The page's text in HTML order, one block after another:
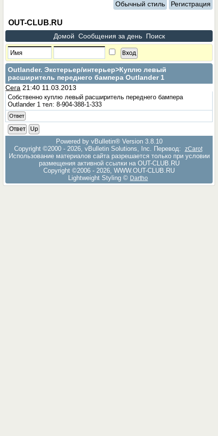
Обычный стиль Регистрация
OUT-CLUB.RU
Домой Сообщения за день Поиск
Outlander. Экстерьер/интерьер>Куплю левый
расширитель переднего бампера Outlander 1
Сега 21:40 11.03.2013
Собственно куплю левый расширитель переднего бампера
Outlander 1 тел: 8-904-388-1-333
Ответ
Ответ
Up
Powered by vBulletin® Version 3.8.10
Copyright ©2000 - 2026, vBulletin Solutions, Inc. Перевод:
zCarot
Использование материалов сайта разрешается только при условии
размещения активной ссылки на OUT-CLUB.RU
Copyright ©2006 - 2026, WWW.OUT-CLUB.RU
Lightweight Styling © Dartho